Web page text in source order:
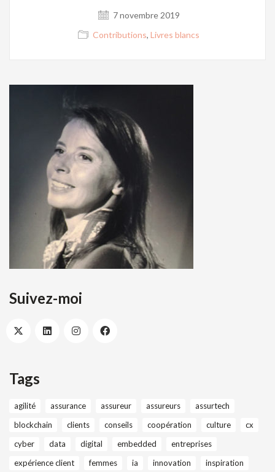
7 novembre 2019
Contributions, Livres blancs
Suivez-moi
Tags
agilité assurance assureur assureurs
assurtech
blockchain
clients conseils coopération culture
cx
cyber
data digital embedded
entreprises
expérience client
femmes ia innovation
inspiration